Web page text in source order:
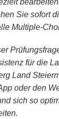
Sie sofort
Multiple-
für die
Land
oder den
sich so